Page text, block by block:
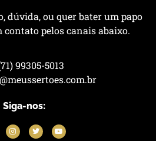
dúvida, ou quer bater um papo
contato pelos canais abaixo.
99305-5013
Siga-nos: